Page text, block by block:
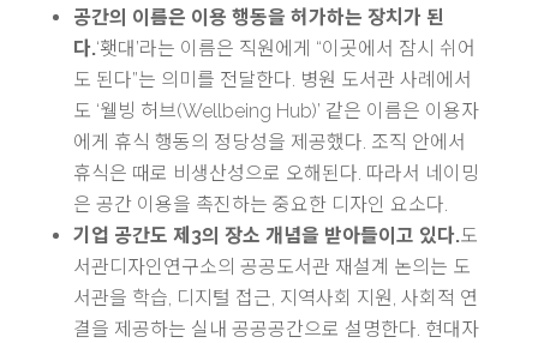
공간의 이름은 이용 행동을 허가하는 장치가 된
다.‘횃대’라는 이름은 직원에게 “이곳에서 잠시 쉬어
도 된다”는 의미를 전달한다. 병원 도서관 사례에서
도 ‘웰빙 허브(Wellbeing Hub)’ 같은 이름은 이용자
에게 휴식 행동의 정당성을 제공했다. 조직 안에서
휴식은 때로 비생산성으로 오해된다. 따라서 네이밍
은 공간 이용을 촉진하는 중요한 디자인 요소다.
기업 공간도 제3의 장소 개념을 받아들이고 있다.도
서관디자인연구소의 공공도서관 재설계 논의는 도
서관을 학습, 디지털 접근, 지역사회 지원, 사회적 연
결을 제공하는 실내 공공공간으로 설명한다. 현대자